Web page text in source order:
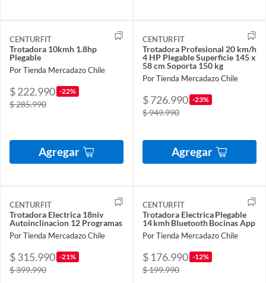
CENTURFIT
Trotadora 10kmh 1.8hp
Plegable
Por Tienda Mercadazo Chile
$ 222.990 -22%
$ 285.990
Agregar
CENTURFIT
Trotadora Profesional 20 km/h
4 HP Plegable Superficie 145 x
58 cm Soporta 150 kg
Por Tienda Mercadazo Chile
$ 726.990 -23%
$ 949.990
Agregar
CENTURFIT
Trotadora Electrica 18niv
Autoinclinacion 12 Programas
Por Tienda Mercadazo Chile
$ 315.990 -21%
$ 399.990
CENTURFIT
Trotadora Electrica Plegable
14 kmh Bluetooth Bocinas App
Por Tienda Mercadazo Chile
$ 176.990 -12%
$ 199.990